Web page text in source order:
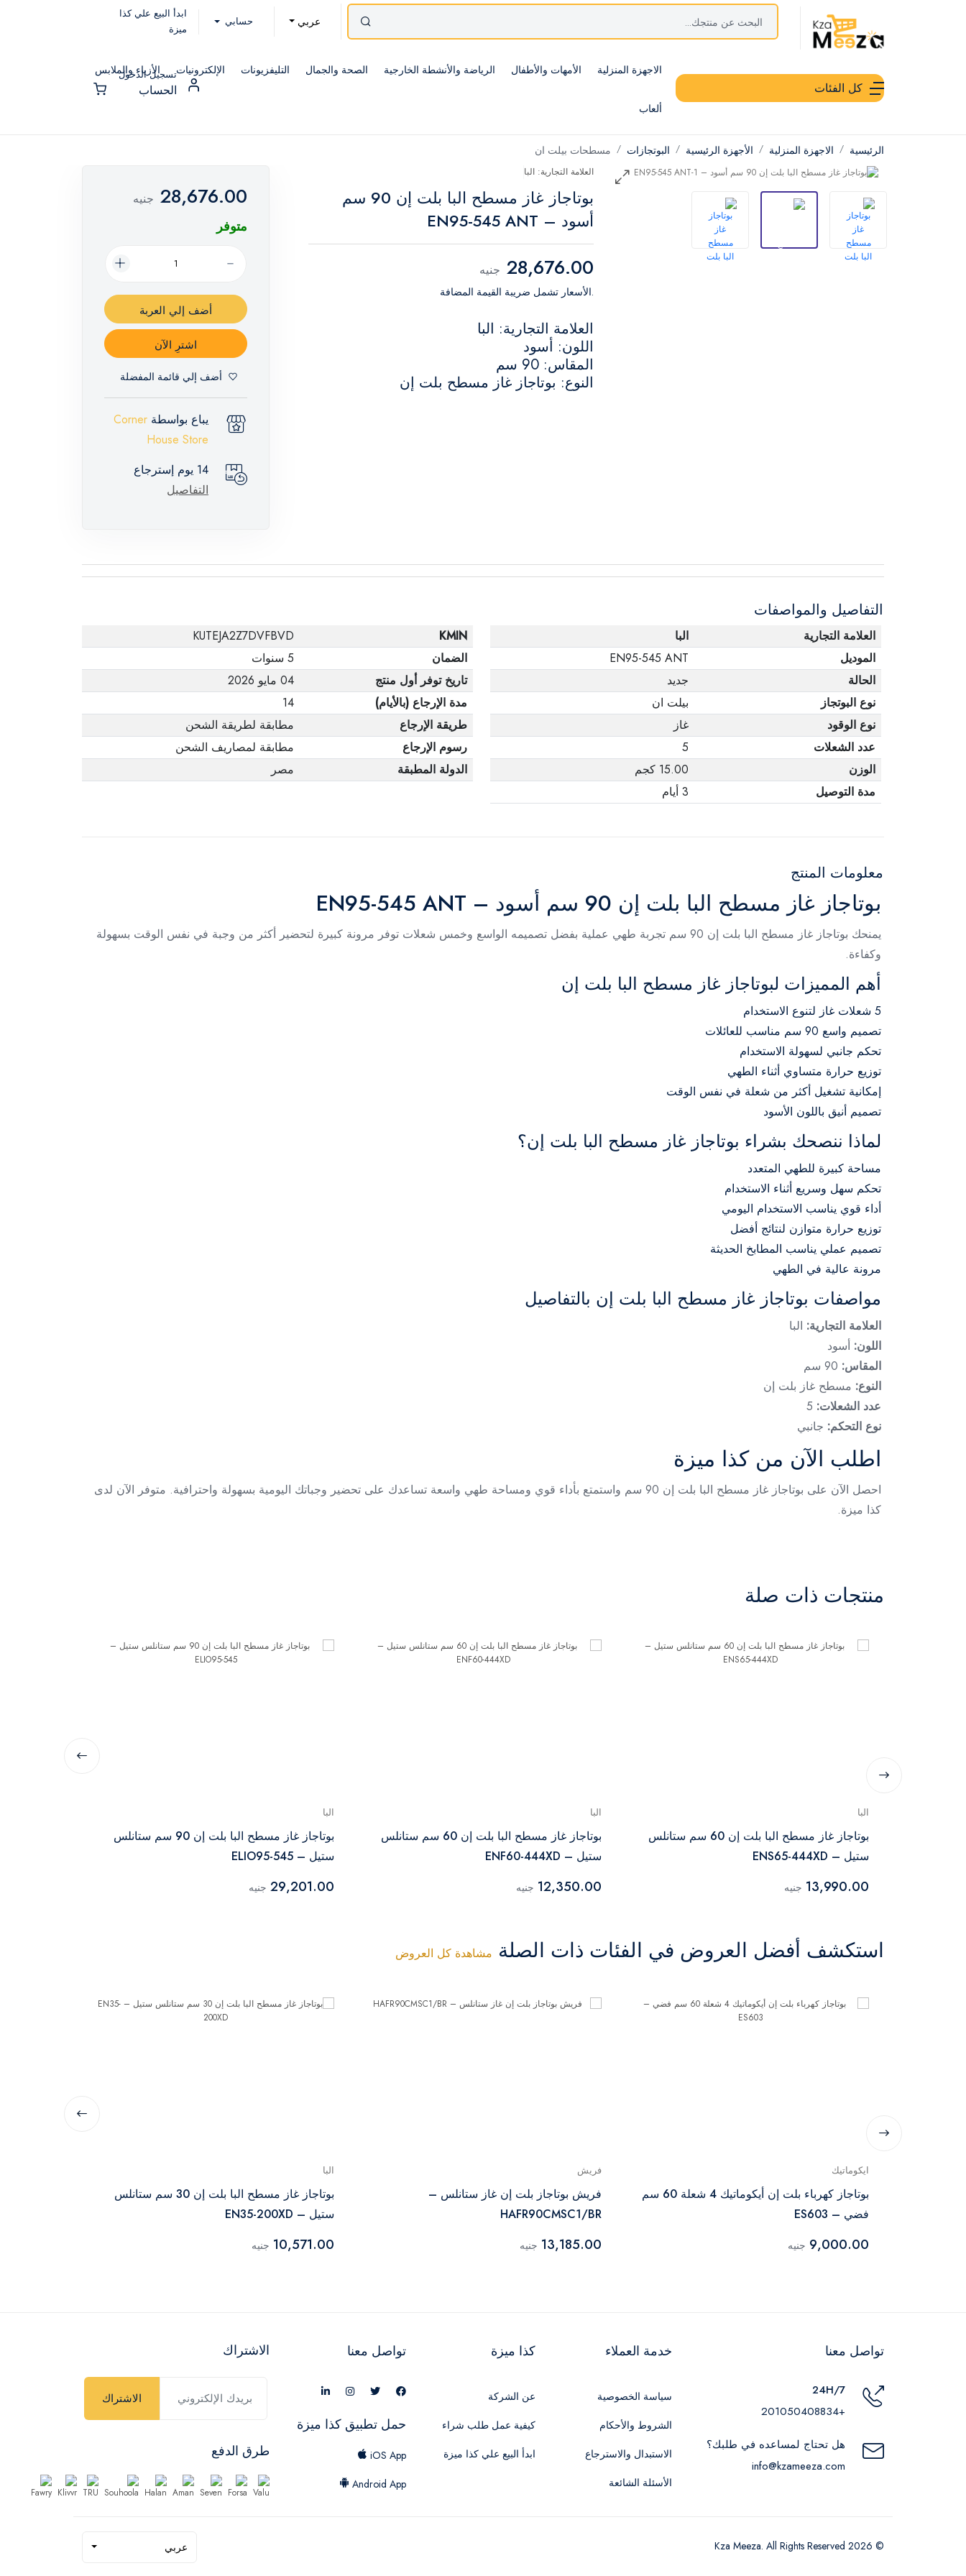
عربي حسابي
ابدأ البيع علي كذا
ميزة
كل الفئات
الاجهزة المنزلية الأمهات والأطفال الرياضة والأنشطة الخارجية الصحة والجمال التليفزيونات الإلكترونيات الأزياء والملابس
ألعاب
تسجيل الدخول
الحساب
الرئيسية الاجهزة المنزلية الأجهزة الرئيسية البوتجازات مسطحات بيلت ان
العلامة التجارية: البا
بوتاجاز غاز مسطح البا بلت إن 90 سم
أسود – EN95-545 ANT
28,676.00 جنيه
.الأسعار تشمل ضريبة القيمة المضافة
العلامة التجارية: البا
اللون: أسود
المقاس: 90 سم
النوع: بوتاجاز غاز مسطح بلت إن
28,676.00 جنيه
متوفر
أضف إلي العربة
اشترِ الآن
أضف إلي قائمة المفضلة
يباع بواسطة Corner
House Store
14 يوم إسترجاع
التفاصيل
التفاصيل والمواصفات
العلامة التجارية
البا
الموديل
EN95-545 ANT
الحالة
جديد
نوع البوتجاز
بيلت ان
نوع الوقود
غاز
عدد الشعلات
5
الوزن
15.00 كجم
مدة التوصيل
3 أيام
KMIN
KUTEJA2Z7DVFBVD
الضمان
5 سنوات
تاريخ توفر أول منتج
04 مايو 2026
مدة الإرجاع (بالأيام)
14
طريقة الإرجاع
مطابقة لطريقة الشحن
رسوم الإرجاع
مطابقة لمصاريف الشحن
الدولة المطبقة
مصر
معلومات المنتج
بوتاجاز غاز مسطح البا بلت إن 90 سم أسود – EN95-545 ANT
يمنحك بوتاجاز غاز مسطح البا بلت إن 90 سم تجربة طهي عملية بفضل تصميمه الواسع وخمس شعلات توفر مرونة كبيرة لتحضير أكثر من وجبة في نفس الوقت بسهولة
وكفاءة.
أهم المميزات لبوتاجاز غاز مسطح البا بلت إن
5 شعلات غاز لتنوع الاستخدام
تصميم واسع 90 سم مناسب للعائلات
تحكم جانبي لسهولة الاستخدام
توزيع حرارة متساوي أثناء الطهي
إمكانية تشغيل أكثر من شعلة في نفس الوقت
تصميم أنيق باللون الأسود
لماذا ننصحك بشراء بوتاجاز غاز مسطح البا بلت إن؟
مساحة كبيرة للطهي المتعدد
تحكم سهل وسريع أثناء الاستخدام
أداء قوي يناسب الاستخدام اليومي
توزيع حرارة متوازن لنتائج أفضل
تصميم عملي يناسب المطابخ الحديثة
مرونة عالية في الطهي
مواصفات بوتاجاز غاز مسطح البا بلت إن بالتفاصيل
العلامة التجارية: البا
اللون: أسود
المقاس:
النوع: مسطح غاز بلت إن
عدد الشعلات:
نوع التحكم: جانبي
اطلب الآن من كذا ميزة
احصل الآن على بوتاجاز غاز مسطح البا بلت إن 90 سم واستمتع بأداء قوي ومساحة طهي واسعة تساعدك على تحضير وجباتك اليومية بسهولة واحترافية. متوفر الآن لدى
كذا ميزة.
منتجات ذات صلة
البا
بوتاجاز غاز مسطح البا بلت إن 60 سم ستانلس
ستيل – ENS65-444XD
13,990.00 جنيه
البا
بوتاجاز غاز مسطح البا بلت إن 60 سم ستانلس
ستيل – ENF60-444XD
12,350.00 جنيه
البا
بوتاجاز غاز مسطح البا بلت إن 90 سم ستانلس
ستيل – ELIO95-545
29,201.00 جنيه
استكشف أفضل العروض في الفئات ذات الصلة مشاهدة كل العروض
ايكوماتيك
بوتاجاز كهرباء بلت إن أيكوماتيك 4 شعلة 60 سم
فضي – ES603
9,000.00 جنيه
فريش
فريش بوتاجاز بلت إن غاز ستانلس –
HAFR90CMSC1/BR
13,185.00 جنيه
البا
بوتاجاز غاز مسطح البا بلت إن 30 سم ستانلس
ستيل – EN35-200XD
10,571.00 جنيه
تواصل معنا
24H/7
+201050408834
هل تحتاج لمساعده في طلبك؟
info@kzameeza.com
خدمة العملاء
سياسة الخصوصية
الشروط والأحكام
الاستبدال والاسترجاع
الأسئلة الشائعة
كذا ميزة
عن الشركة
كيفية عمل طلب شراء
ابدأ البيع علي كذا ميزة
تواصل معنا
حمل تطبيق كذا ميزة
iOS App
Android App
الاشتراك
الاشتراك
طرق الدفع
© 2026 Kza Meeza. All Rights Reserved عربي